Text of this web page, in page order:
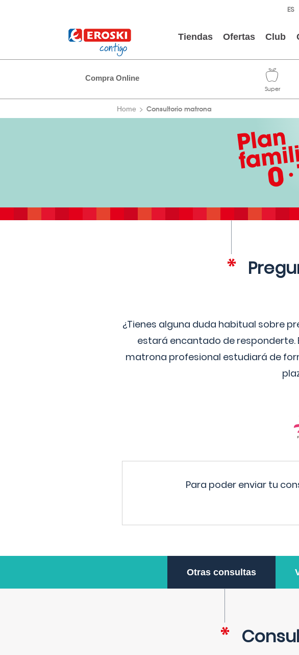
Tiendas Ofertas Club
Compra Online
Home Consultorio matrona
¿Tienes alguna duda habitual sobre
estará encantado de
matrona profesional estudiará de
Para poder enviar tu
Otras consultas